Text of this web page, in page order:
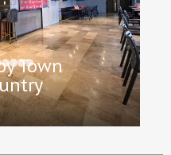
Town